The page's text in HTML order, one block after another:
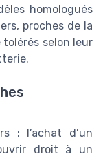
homologués
proches de la
selon leur
: l’achat d’un
droit à un